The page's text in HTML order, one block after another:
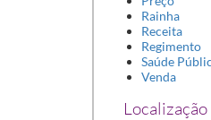
Rainha
Receita
Regimento
Saúde
Venda